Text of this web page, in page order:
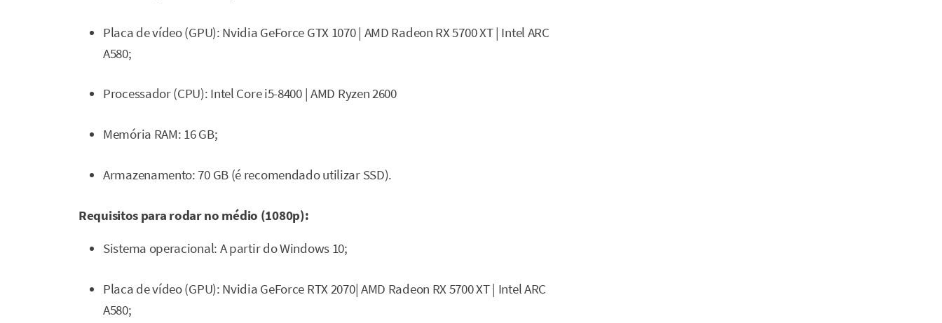
Placa de vídeo (GPU): Nvidia GeForce GTX 1070 | AMD Radeon RX 5700 XT | Intel ARC
A580;
Processador (CPU): Intel Core i5-8400 | AMD Ryzen 2600
Memória RAM: 16 GB;
Armazenamento: 70 GB (é recomendado utilizar SSD).
Requisitos para rodar no médio (1080p):
Sistema operacional: A partir do Windows 10;
Placa de vídeo (GPU): Nvidia GeForce RTX 2070| AMD Radeon RX 5700 XT | Intel ARC
A580;